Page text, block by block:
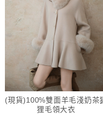
(現貨)100%雙面羊毛淺奶茶
狸毛領大衣